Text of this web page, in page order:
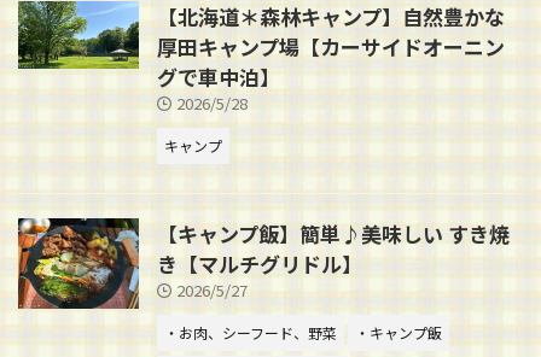
【北海道＊森林キャンプ】自然豊かな
厚田キャンプ場【カーサイドオーニン
グで車中泊】
2026/5/28
キャンプ
【キャンプ飯】簡単♪美味しい すき焼
き【マルチグリドル】
2026/5/27
・お肉、シーフード、野菜
・キャンプ飯